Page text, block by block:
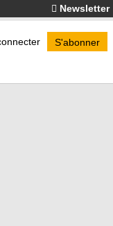
Newsletter
S'abonner